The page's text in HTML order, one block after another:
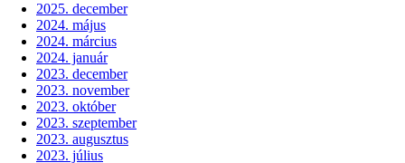
2025. december
2024. május
2024. március
2024. január
2023. december
2023. november
2023. október
2023. szeptember
2023. augusztus
2023. július